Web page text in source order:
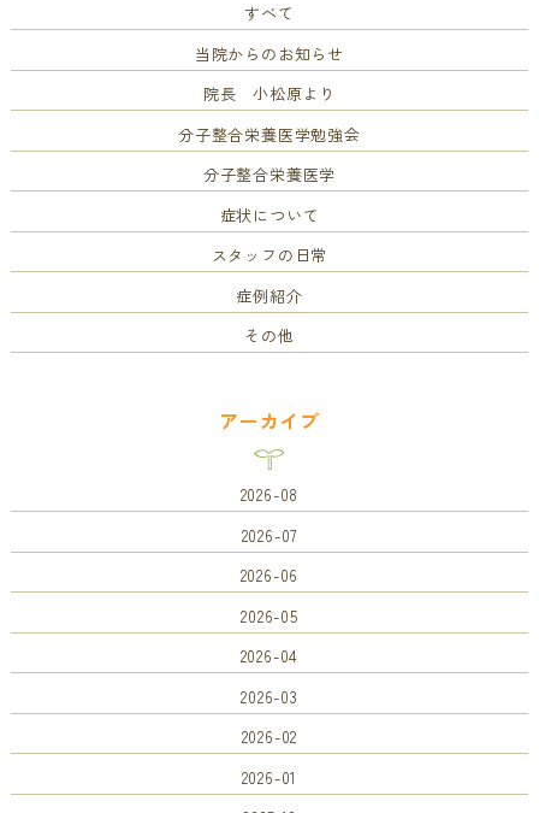
すべて
当院からのお知らせ
院長 小松原より
分子整合栄養医学勉強会
分子整合栄養医学
症状について
スタッフの日常
症例紹介
その他
アーカイブ
2026-08
2026-07
2026-06
2026-05
2026-04
2026-03
2026-02
2026-01